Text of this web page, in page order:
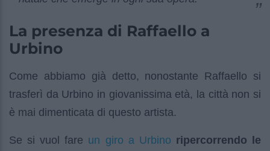
La presenza di Raffaello a
Urbino
Come abbiamo già detto, nonostante Raffaello si
trasferì da Urbino in giovanissima età, la città non si
è mai dimenticata di questo artista.
Se si vuol fare un giro a Urbino ripercorrendo le